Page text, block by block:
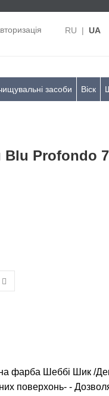
RU | UA
засоби Віск
Blu Profondo
Шеббі Шик /
поверхонь- -